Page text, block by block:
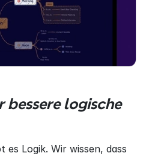
bessere logische
es Logik. Wir wissen, dass